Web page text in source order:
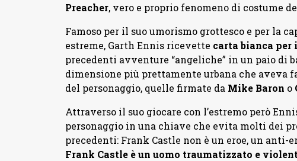
Preacher, vero e proprio fenomeno di costume
Famoso per il suo umorismo grottesco e per la
estreme, Garth Ennis ricevette carta bianca
precedenti avventure “angeliche” in un paio di
dimensione più prettamente urbana che aveva
del personaggio, quelle firmate da Mike Baron o
Attraverso il suo giocare con l’estremo però
personaggio in una chiave che evita molti dei
precedenti: Frank Castle non è un eroe, un anti-
Frank Castle è un uomo traumatizzato e